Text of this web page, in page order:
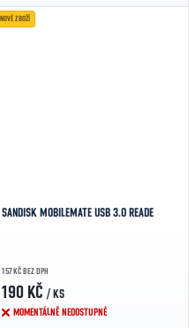
pro...
NOVÉ ZBOŽÍ
SANDISK MOBILEMATE USB 3.0 READE
157 KČ BEZ DPH
190 KČ / KS
MOMENTÁLNĚ NEDOSTUPNÉ